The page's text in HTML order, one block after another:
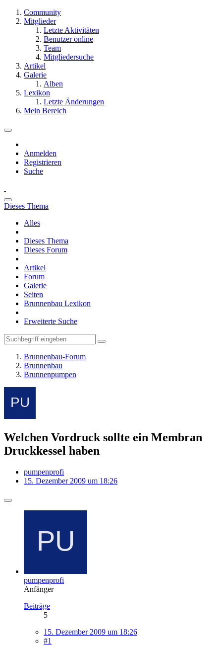
Community
Mitglieder
Letzte Aktivitäten
Benutzer online
Team
Mitgliedersuche
Artikel
Galerie
Alben
Lexikon
Letzte Änderungen
Mein Bereich
Anmelden
Registrieren
Suche
Dieses Thema
Alles
Dieses Thema
Dieses Forum
Artikel
Forum
Galerie
Seiten
Brunnenbau Lexikon
Erweiterte Suche
Brunnenbau-Forum
Brunnenbau
Brunnenpumpen
Welchen Vordruck sollte ein Membran
Druckkessel haben
pumpenprofi
15. Dezember 2009 um 18:26
pumpenprofi
Anfänger
Beiträge
5
15. Dezember 2009 um 18:26
#1